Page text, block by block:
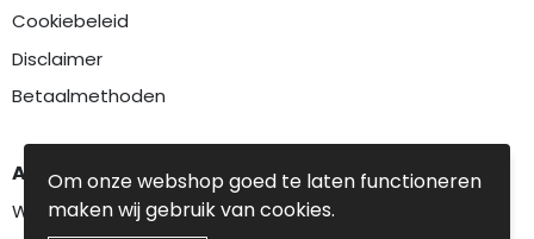
Cookiebeleid
Disclaimer
Betaalmethoden
AANBEVOLEN CATEGORIEËN
Werkkleding
Om onze webshop goed te laten functioneren
maken wij gebruik van cookies.